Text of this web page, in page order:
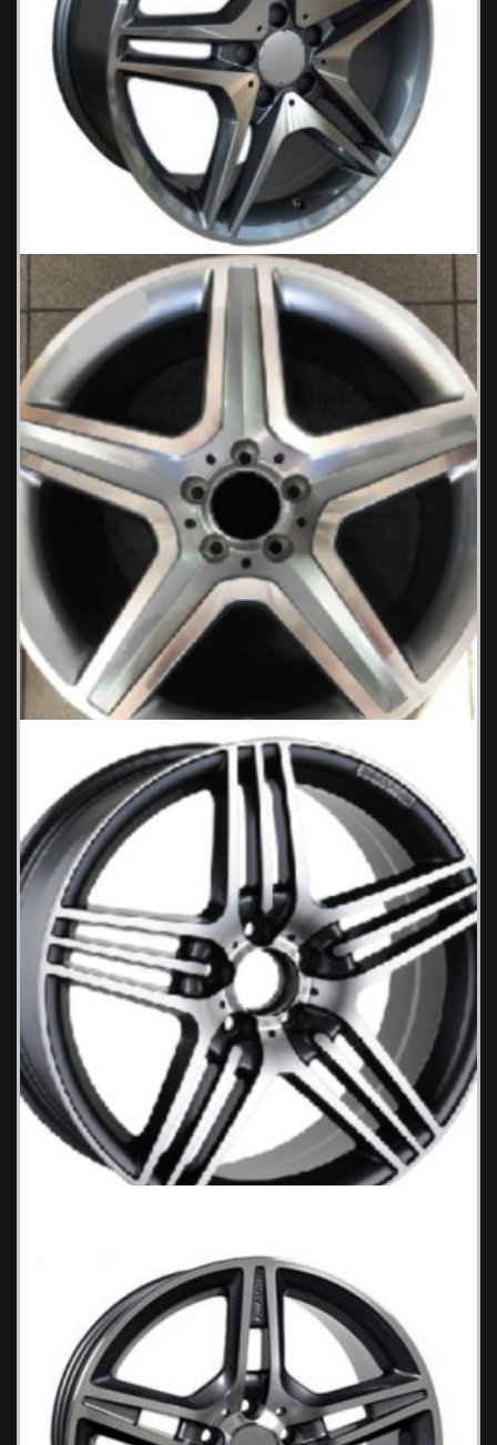
BENZ 552/4 Ζάντες Αυτοκινήτου
Benz 554 Ζάντες Αυτοκινήτου
BENZ 597 Ζάντες Αυτοκινήτου